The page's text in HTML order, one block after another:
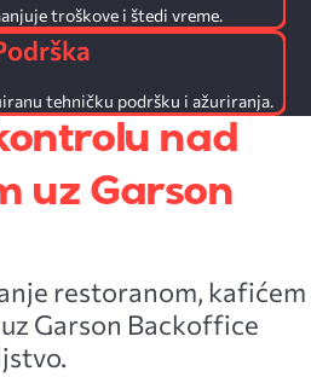
troškove i štedi vreme.
Podrška
tehničku podršku i ažuriranja.
uz Garson
Garson Backoffice